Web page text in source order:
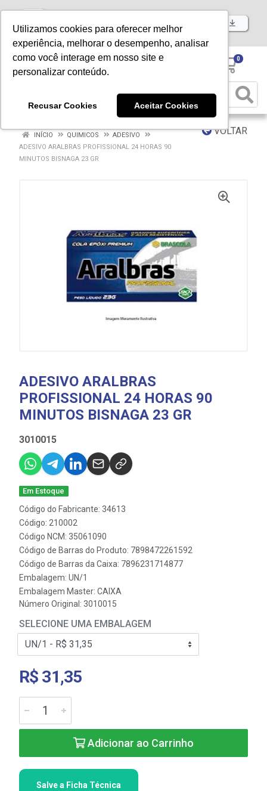
Utilizamos cookies para oferecer melhor
experiência, melhorar o desempenho, analisar
como você interage em nosso site e
personalizar conteúdo.
Recusar Cookies Aceitar Cookies
Baixe já nosso APP
0
VOLTAR
INÍCIO QUIMICOS
ADESIVO
ADESIVO ARALBRAS PROFISSIONAL 24 HORAS 90
MINUTOS BISNAGA 23 GR
ADESIVO ARALBRAS
PROFISSIONAL 24 HORAS 90
MINUTOS BISNAGA 23 GR
3010015
Em Estoque
Código do Fabricante: 34613
Código: 210002
Código NCM: 35061090
Código de Barras do Produto: 7898472261592
Código de Barras da Caixa: 7896231714877
Embalagem: UN/1
Embalagem Master: CAIXA
Número Original: 3010015
SELECIONE UMA EMBALAGEM
R$ 31,35
Adicionar ao Carrinho
Salve a Ficha Técnica